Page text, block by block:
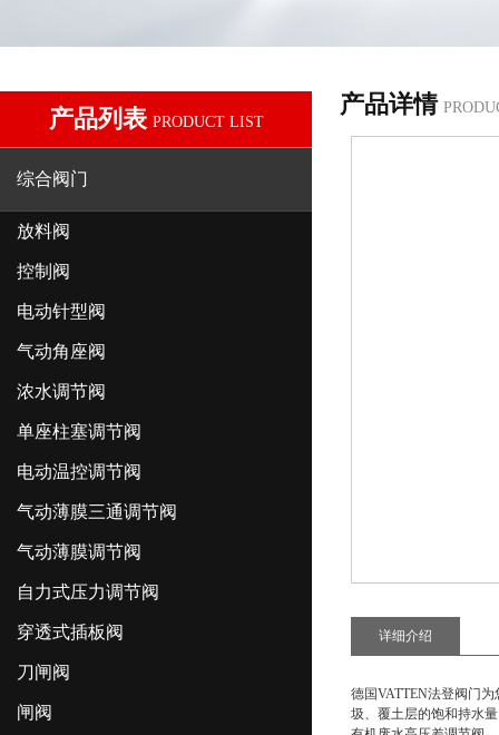
产品列表 PRODUCT LIST
综合阀门
放料阀
控制阀
电动针型阀
气动角座阀
浓水调节阀
单座柱塞调节阀
电动温控调节阀
气动薄膜三通调节阀
气动薄膜调节阀
自力式压力调节阀
穿透式插板阀
刀闸阀
闸阀
产品详情
详细介绍
德国VATTEN法登阀门
圾、覆土层的饱和持水